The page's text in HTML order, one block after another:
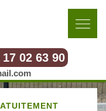
17 02 63 90